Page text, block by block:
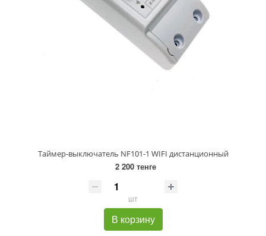
Таймер-выключатель NF101-1 WIFI дистанционный
2 200 тенге
шт
В корзину